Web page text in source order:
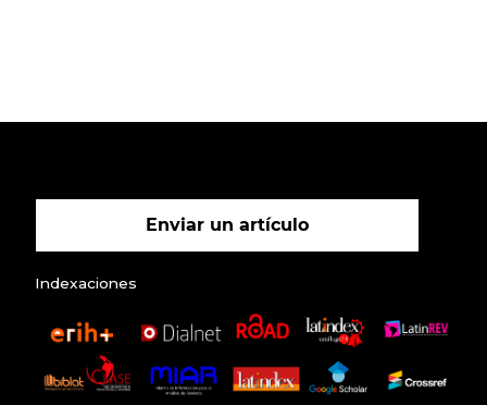
Enviar un artículo
Indexaciones